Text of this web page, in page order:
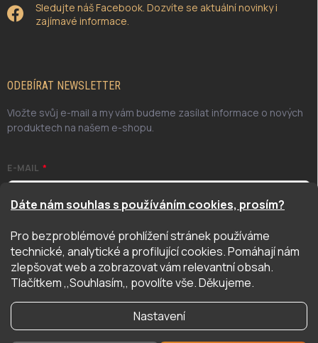
Dáte nám souhlas s používáním cookies, prosím?
Pro bezproblémové prohlížení stránek používáme
technické, analytické a profilující cookies. Pomáhají nám
zlepšovat web a zobrazovat vám relevantní obsah.
Tlačítkem ,,Souhlasím,, povolíte vše. Děkujeme.
Nastavení
Sledujte náš Facebook. Dozvíte se aktuální novinky i
zajímavé informace.
ODEBÍRAT NEWSLETTER
Vložte svůj e-mail a my vám budeme zasílat informace o nových
produktech na našem e-shopu.
E-MAIL
Odesláním potvrzuji, že jsem se seznámil/a se zásadami
ochrany osobních údajů. Úplné znění naleznetezde
PŘIHLÁSIT SE